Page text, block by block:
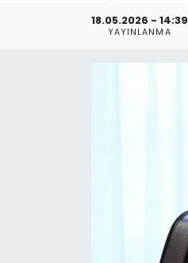
18.05.2026 - 14:39
YAYINLANMA